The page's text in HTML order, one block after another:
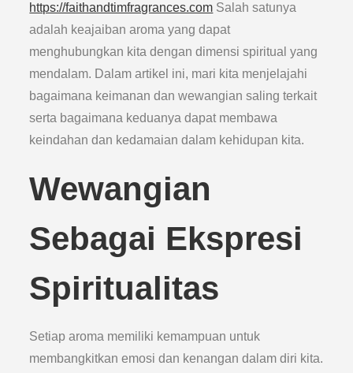
https://faithandtimfragrances.com Salah satunya
adalah keajaiban aroma yang dapat
menghubungkan kita dengan dimensi spiritual yang
mendalam. Dalam artikel ini, mari kita menjelajahi
bagaimana keimanan dan wewangian saling terkait
serta bagaimana keduanya dapat membawa
keindahan dan kedamaian dalam kehidupan kita.
Wewangian
Sebagai Ekspresi
Spiritualitas
Setiap aroma memiliki kemampuan untuk
membangkitkan emosi dan kenangan dalam diri kita.